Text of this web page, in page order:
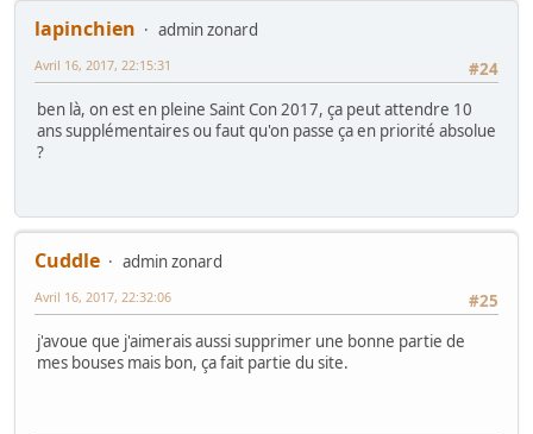
lapinchien
admin zonard
#24
Avril 16, 2017, 22:15:31
ben là, on est en pleine Saint Con 2017, ça peut attendre 10
ans supplémentaires ou faut qu'on passe ça en priorité absolue
?
Cuddle
admin zonard
#25
Avril 16, 2017, 22:32:06
j'avoue que j'aimerais aussi supprimer une bonne partie de
mes bouses mais bon, ça fait partie du site.